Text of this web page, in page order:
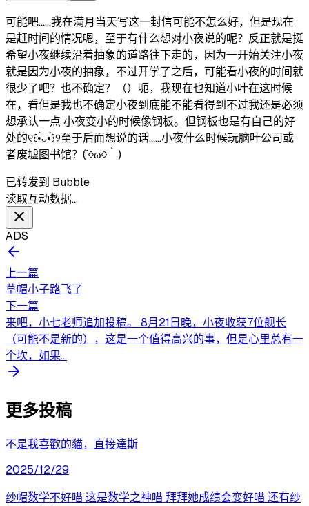
可能吧……我在满月当天写这一封信可能不怎么好，但是现在
是赶时间的情况嗯，至于有什么想对小夜说的呢？反正就是挺
希望小夜继续沿着抽象的道路往下走的，因为一开始关注小夜
就是因为小夜的抽象，不过开学了之后，可能看小夜的时间就
很少了吧？也不确定？（）呃，我现在也知道小叶在这时候
在，看但是我也不确定小夜到底能不能看得到不过我还是必须
想承认一点 小夜变小的时候像钢板。但钢板也是有自己的好
处的୧꒰•̀ᴗ•́꒱୨至于后面想说的话……小夜什么时候玩脑叶公司或
者废墟图书馆？(´◊ω◊｀)
已转发到 Bubble
读取互动数据…
ADS
上一篇
草帽小子路飞了
下一篇
来吧，小七老师追加投稿。 8月21日晚，小夜收获7位舰长
（可能不是新的），这是一个值得高兴的事，但是心里总有一
个坎，如果...
更多投稿
不是我喜歡的貓，直接達斯
2025/12/29
纱帽数学不好喵 这是数学之神喵 拜拜她成绩会变好喵 还有纱